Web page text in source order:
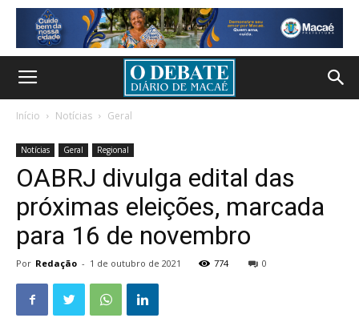
Início Notícias Geral
Notícias Geral Regional
OABRJ divulga edital das
próximas eleições, marcada
para 16 de novembro
Por Redação - 1 de outubro de 2021 774 0